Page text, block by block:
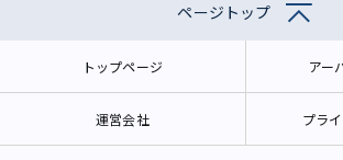
ページトップ
トップページ アー
運営会社 プラ